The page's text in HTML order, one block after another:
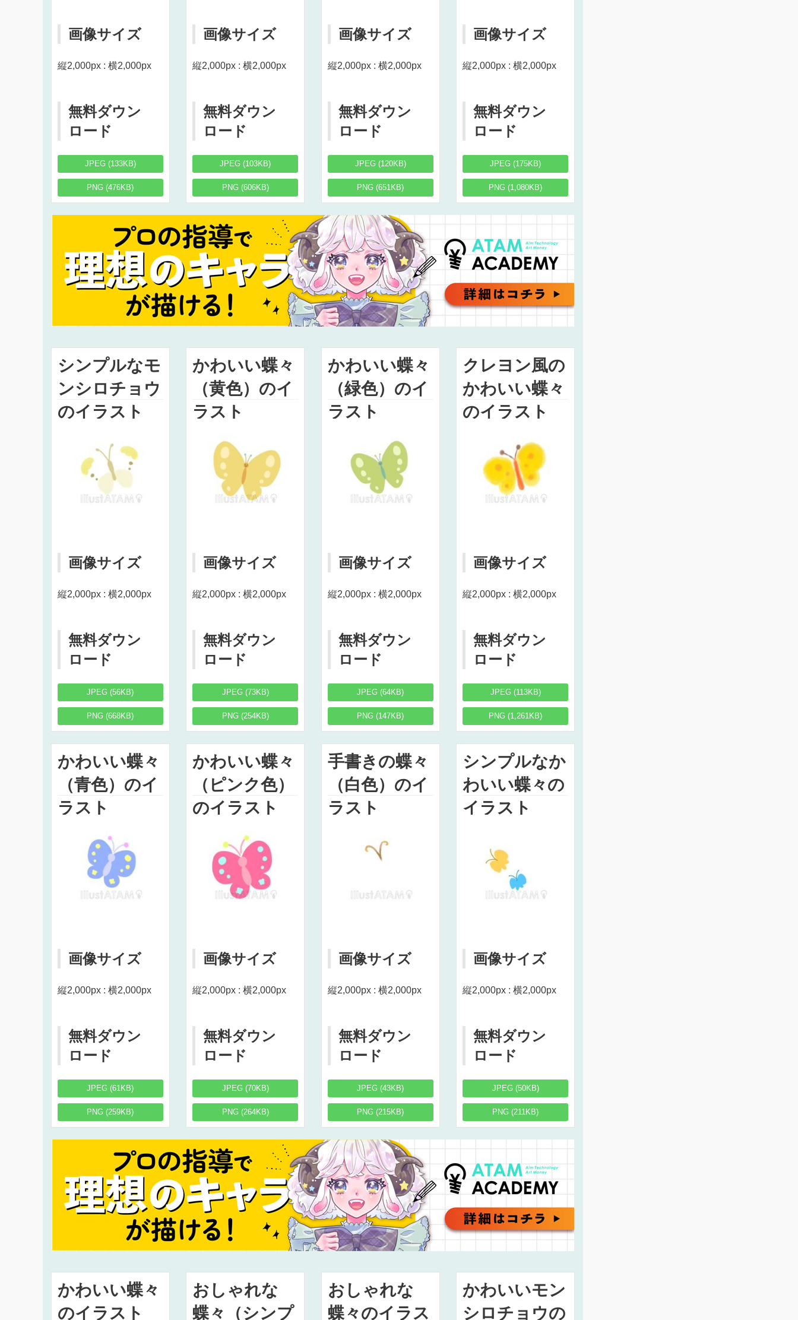
画像サイズ
縦2,000px : 横2,000px
無料ダウン
ロード
JPEG (133KB)
PNG (476KB)
画像サイズ
縦2,000px : 横2,000px
無料ダウン
ロード
JPEG (103KB)
PNG (606KB)
画像サイズ
縦2,000px : 横2,000px
無料ダウン
ロード
JPEG (120KB)
PNG (651KB)
画像サイズ
縦2,000px : 横2,000px
無料ダウン
ロード
JPEG (175KB)
PNG (1,080KB)
シンプルなモ
ンシロチョウ
のイラスト
画像サイズ
縦2,000px : 横2,000px
無料ダウン
ロード
JPEG (56KB)
PNG (668KB)
かわいい蝶々
（黄色）のイ
ラスト
画像サイズ
縦2,000px : 横2,000px
無料ダウン
ロード
JPEG (73KB)
PNG (254KB)
かわいい蝶々
（緑色）のイ
ラスト
画像サイズ
縦2,000px : 横2,000px
無料ダウン
ロード
JPEG (64KB)
PNG (147KB)
クレヨン風の
かわいい蝶々
のイラスト
画像サイズ
縦2,000px : 横2,000px
無料ダウン
ロード
JPEG (113KB)
PNG (1,261KB)
かわいい蝶々
（青色）のイ
ラスト
画像サイズ
縦2,000px : 横2,000px
無料ダウン
ロード
JPEG (61KB)
PNG (259KB)
かわいい蝶々
（ピンク色）
のイラスト
画像サイズ
縦2,000px : 横2,000px
無料ダウン
ロード
JPEG (70KB)
PNG (264KB)
手書きの蝶々
（白色）のイ
ラスト
画像サイズ
縦2,000px : 横2,000px
無料ダウン
ロード
JPEG (43KB)
PNG (215KB)
シンプルなか
わいい蝶々の
イラスト
画像サイズ
縦2,000px : 横2,000px
無料ダウン
ロード
JPEG (50KB)
PNG (211KB)
かわいい蝶々
のイラスト
おしゃれな
蝶々（シンプ
おしゃれな
蝶々のイラス
かわいいモン
シロチョウの